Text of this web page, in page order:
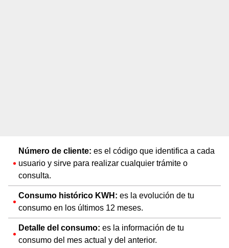
Número de cliente: es el código que identifica a cada
usuario y sirve para realizar cualquier trámite o
consulta.
Consumo histórico KWH: es la evolución de tu
consumo en los últimos 12 meses.
Detalle del consumo: es la información de tu
consumo del mes actual y del anterior.